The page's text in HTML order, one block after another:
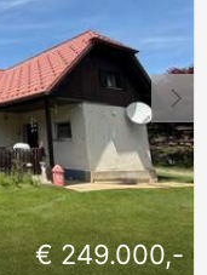
€ 249.000,-